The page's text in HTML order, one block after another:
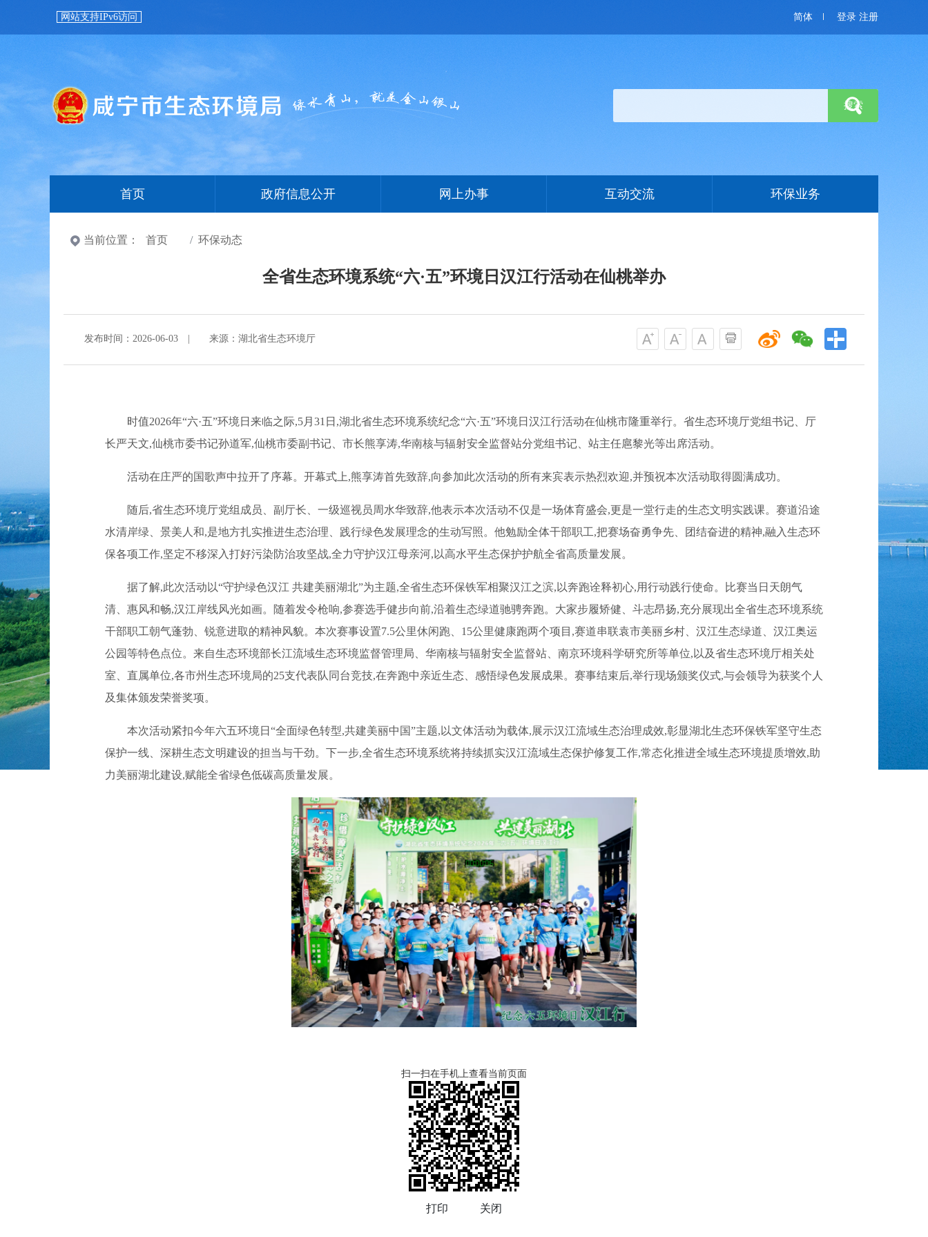
网站支持IPv6访问 简体 登录 注册
首页 政府信息公开 网上办事 互动交流 环保业务
当前位置： 首页 环保动态
全省生态环境系统“六·五”环境日汉江行活动在仙桃举办
发布时间：2026-06-03 来源：湖北省生态环境厅
时值2026年“六·五”环境日来临之际,5月31日,湖北省生态环境系统纪念“六·五”环境日汉江行活动在仙桃市隆重举行。省生态环境厅党组书记、厅
长严天文,仙桃市委书记孙道军,仙桃市委副书记、市长熊享涛,华南核与辐射安全监督站分党组书记、站主任扈黎光等出席活动。
活动在庄严的国歌声中拉开了序幕。开幕式上,熊享涛首先致辞,向参加此次活动的所有来宾表示热烈欢迎,并预祝本次活动取得圆满成功。
随后,省生态环境厅党组成员、副厅长、一级巡视员周水华致辞,他表示本次活动不仅是一场体育盛会,更是一堂行走的生态文明实践课。赛道沿途
水清岸绿、景美人和,是地方扎实推进生态治理、践行绿色发展理念的生动写照。他勉励全体干部职工,把赛场奋勇争先、团结奋进的精神,融入生态环
保各项工作,坚定不移深入打好污染防治攻坚战,全力守护汉江母亲河,以高水平生态保护护航全省高质量发展。
据了解,此次活动以“守护绿色汉江 共建美丽湖北”为主题,全省生态环保铁军相聚汉江之滨,以奔跑诠释初心,用行动践行使命。比赛当日天朗气
清、惠风和畅,汉江岸线风光如画。随着发令枪响,参赛选手健步向前,沿着生态绿道驰骋奔跑。大家步履矫健、斗志昂扬,充分展现出全省生态环境系统
干部职工朝气蓬勃、锐意进取的精神风貌。本次赛事设置7.5公里休闲跑、15公里健康跑两个项目,赛道串联袁市美丽乡村、汉江生态绿道、汉江奥运
公园等特色点位。来自生态环境部长江流域生态环境监督管理局、华南核与辐射安全监督站、南京环境科学研究所等单位,以及省生态环境厅相关处
室、直属单位,各市州生态环境局的25支代表队同台竞技,在奔跑中亲近生态、感悟绿色发展成果。赛事结束后,举行现场颁奖仪式,与会领导为获奖个人
及集体颁发荣誉奖项。
本次活动紧扣今年六五环境日“全面绿色转型,共建美丽中国”主题,以文体活动为载体,展示汉江流域生态治理成效,彰显湖北生态环保铁军坚守生态
保护一线、深耕生态文明建设的担当与干劲。下一步,全省生态环境系统将持续抓实汉江流域生态保护修复工作,常态化推进全域生态环境提质增效,助
力美丽湖北建设,赋能全省绿色低碳高质量发展。
扫一扫在手机上查看当前页面
打印 关闭